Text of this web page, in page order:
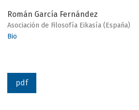
Román García Fernández
Asociación de Filosofía Eikasía (España)
Bio
pdf